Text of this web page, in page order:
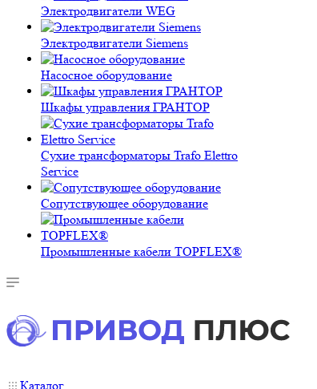
Электродвигатели WEG
Электродвигатели Siemens
Насосное оборудование
Шкафы управления ГРАНТОР
Сухие трансформаторы Trafo Elettro
Service
Сопутствующее оборудование
Промышленные кабели TOPFLEX®
Каталог